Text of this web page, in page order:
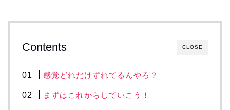
CLOSE
Contents
感覚どれだけずれてるんやろ？
まずはこれからしていこう！